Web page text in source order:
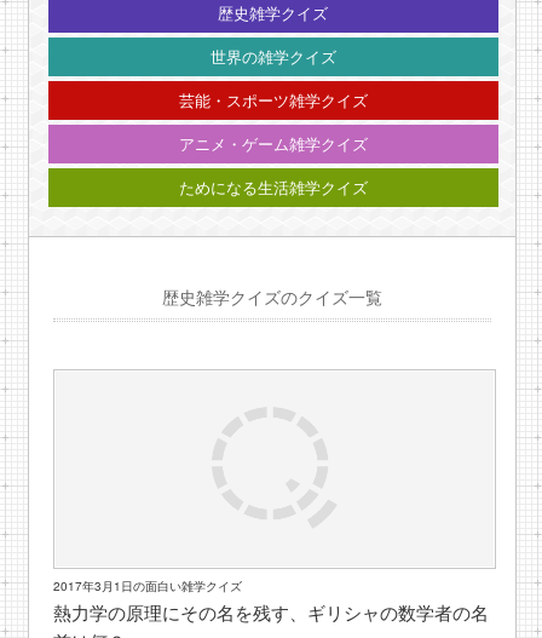
歴史雑学クイズ
世界の雑学クイズ
芸能・スポーツ雑学クイズ
アニメ・ゲーム雑学クイズ
ためになる生活雑学クイズ
歴史雑学クイズのクイズ一覧
2017年3月1日の面白い雑学クイズ
熱力学の原理にその名を残す、ギリシャの数学者の名